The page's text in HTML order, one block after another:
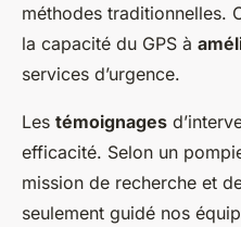
méthodes traditionnelles.
la capacité du GPS à
services d’urgence.
Les témoignages
efficacité. Selon un
mission de recherche et
seulement guidé nos